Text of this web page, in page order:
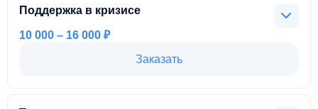
1 час
Поддержка в кризисе
сложных жизненных ситуациях, включающая несколько
10 000 – 16 000 ₽
Заказать